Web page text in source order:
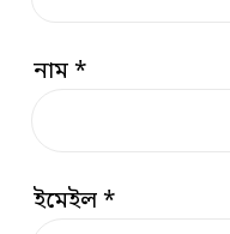
নাম*
ইমেইল*